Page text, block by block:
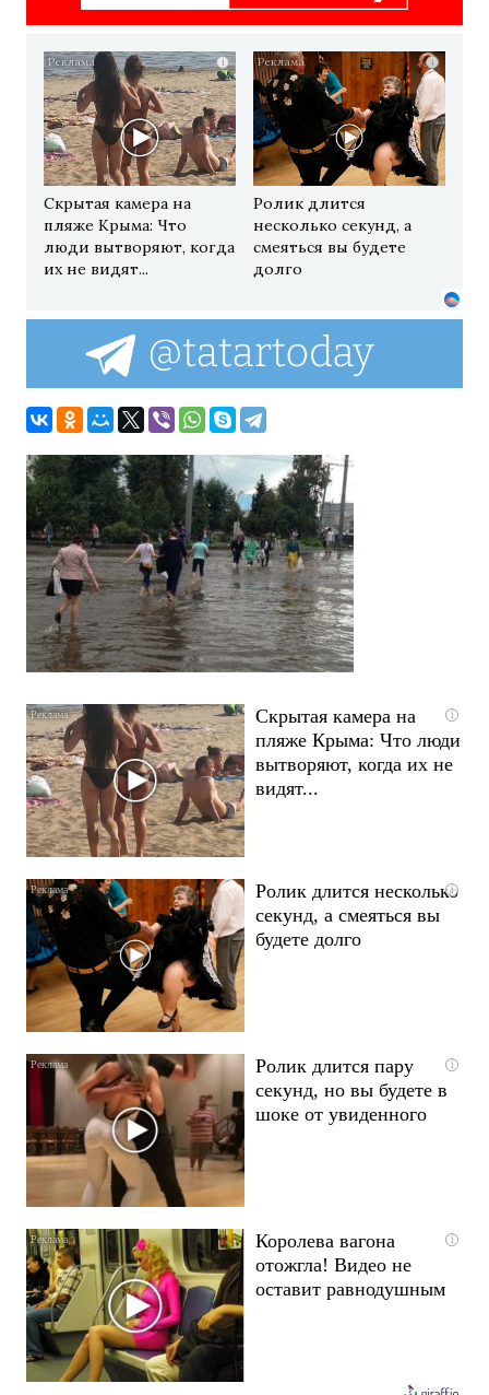
i
Скрытая камера на
пляже Крыма: Что
люди вытворяют, когда
их не видят...
i
Ролик длится
несколько секунд, а
смеяться вы будете
долго
i
Скрытая камера на
пляже Крыма: Что люди
вытворяют, когда их не
видят...
i
Ролик длится несколько
секунд, а смеяться вы
будете долго
i
Ролик длится пару
секунд, но вы будете в
шоке от увиденного
i
Королева вагона
отожгла! Видео не
оставит равнодушным